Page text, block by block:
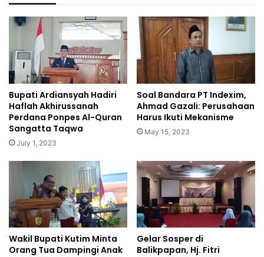
Bupati Ardiansyah Hadiri
Haflah Akhirussanah
Perdana Ponpes Al-Quran
Sangatta Taqwa
July 1, 2023
Soal Bandara PT Indexim,
Ahmad Gazali: Perusahaan
Harus Ikuti Mekanisme
May 15, 2023
Wakil Bupati Kutim Minta
Orang Tua Dampingi Anak
Gelar Sosper di
Balikpapan, Hj. Fitri